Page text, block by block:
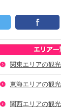
関東エリアの観
東海エリアの観
関西エリアの観